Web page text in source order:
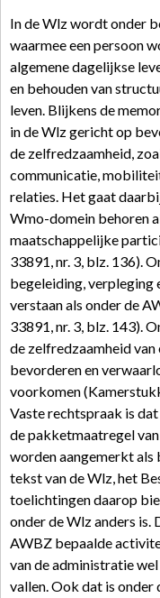
In de Wlz wordt onder
waarmee een persoon
algemene dagelijkse
en behouden van
leven. Blijkens de
in de Wlz gericht op
de zelfredzaamheid,
communicatie,
relaties. Het gaat
Wmo-domein behoren
maatschappelijke
33891, nr. 3, blz. 136).
begeleiding, verpleging
verstaan als onder de
33891, nr. 3, blz. 143).
de zelfredzaamheid van
bevorderen en
voorkomen
Vaste rechtspraak is
de pakketmaatregel
worden aangemerkt als
tekst van de Wlz, het
toelichtingen daarop
onder de Wlz anders is.
AWBZ bepaalde
van de administratie
vallen. Ook dat is onder